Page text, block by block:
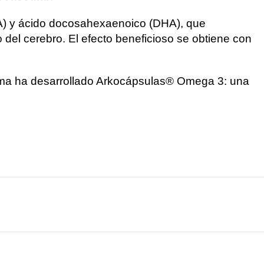
y ácido docosahexaenoico (DHA), que
cerebro. El efecto beneficioso se obtiene con
ha desarrollado Arkocápsulas® Omega 3: una